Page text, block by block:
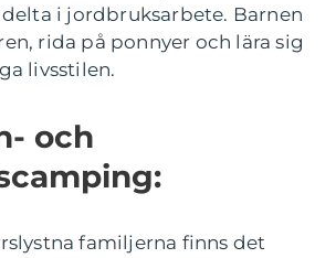
i jordbruksarbete. Barnen
rida på ponnyer och lära sig
livsstilen.
och
familjerna finns det